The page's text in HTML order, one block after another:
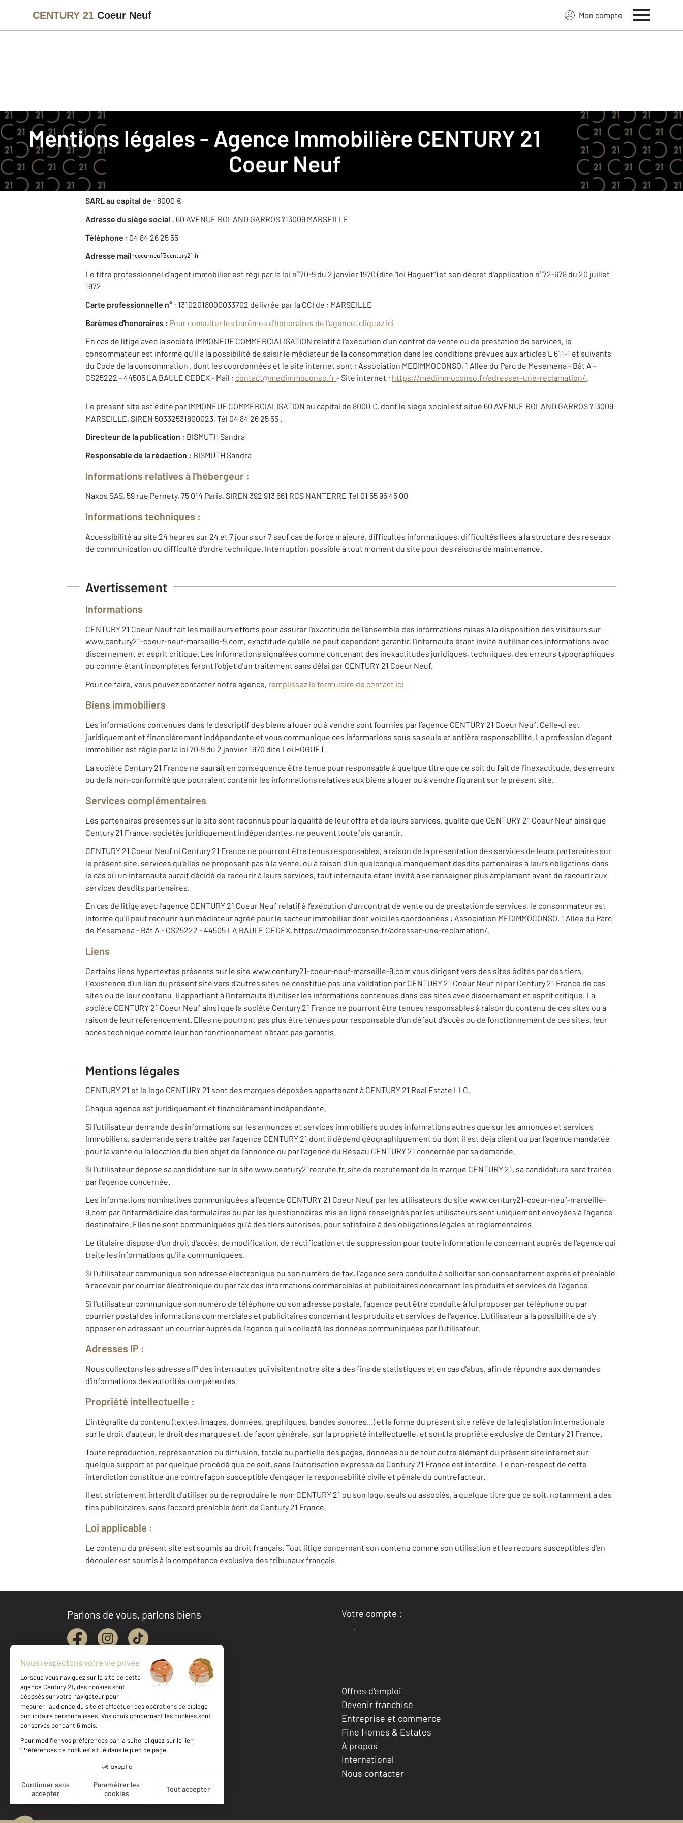
CENTURY 21 Coeur Neuf Mon compte
Mentions légales - Agence Immobilière CENTURY 21
Coeur Neuf
La société
Nom commercial: CENTURY 21 Coeur Neuf
Raison sociale
: IMMONEUF COMMERCIALISATION
RCS: MARSEILLE 503325318
SARL au capital de : 8000 €
Adresse du siège social : 60 AVENUE ROLAND GARROS ?13009 MARSEILLE
Téléphone : 04 84 26 25 55
Adresse mail:
Le titre professionnel d'agent immobilier est régi par la loi n°70-9 du 2 janvier 1970 (dite "loi Hoguet") et son décret d'application n°72-678 du 20 juillet
1972
Carte professionnelle n° : 13102018000033702 délivrée par la CCI de : MARSEILLE
Barèmes d'honoraires : Pour consulter les barèmes d'honoraires de l'agence, cliquez ici
En cas de litige avec la société IMMONEUF COMMERCIALISATION relatif à l'exécution d'un contrat de vente ou de prestation de services, le
consommateur est informé qu'il a la possibilité de saisir le médiateur de la consommation dans les conditions prévues aux articles L 611-1 et suivants
du Code de la consommation , dont les coordonnées et le site internet sont : Association MEDIMMOCONSO, 1 Allée du Parc de Mesemena - Bât A -
CS25222 - 44505 LA BAULE CEDEX - Mail : contact@medimmoconso.fr- Site internet : https://medimmoconso.fr/adresser-une-reclamation/
Le présent site est édité par IMMONEUF COMMERCIALISATION au capital de 8000 €, dont le siège social est situé 60 AVENUE ROLAND GARROS ?13009
MARSEILLE, SIREN 50332531800023, Tél 04 84 26 25 55 .
Directeur de la publication : BISMUTH Sandra
Responsable de la rédaction : BISMUTH Sandra
Informations relatives à l'hébergeur :
Naxos SAS, 59 rue Pernety, 75 014 Paris, SIREN 392 913 661 RCS NANTERRE Tel 01 55 95 45 00
Informations techniques :
Accessibilité au site 24 heures sur 24 et 7 jours sur 7 sauf cas de force majeure, difficultés informatiques, difficultés liées à la structure des réseaux
de communication ou difficulté d'ordre technique. Interruption possible à tout moment du site pour des raisons de maintenance.
Avertissement
Informations
CENTURY 21 Coeur Neuf fait les meilleurs efforts pour assurer l'exactitude de l'ensemble des informations mises à la disposition des visiteurs sur
www.century21-coeur-neuf-marseille-9.com, exactitude qu'elle ne peut cependant garantir, l'internaute étant invité à utiliser ces informations avec
discernement et esprit critique. Les informations signalées comme contenant des inexactitudes juridiques, techniques, des erreurs typographiques
ou comme étant incomplètes feront l'objet d'un traitement sans délai par CENTURY 21 Coeur Neuf.
Pour ce faire, vous pouvez contacter notre agence, remplissez le formulaire de contact ici
Biens immobiliers
Les informations contenues dans le descriptif des biens à louer ou à vendre sont fournies par l’agence CENTURY 21 Coeur Neuf. Celle‐ci est
juridiquement et financièrement indépendante et vous communique ces informations sous sa seule et entière responsabilité. La profession d'agent
immobilier est régie par la loi 70‐9 du 2 janvier 1970 dite Loi HOGUET.
La société Century 21 France ne saurait en conséquence être tenue pour responsable à quelque titre que ce soit du fait de l'inexactitude, des erreurs
ou de la non-conformité que pourraient contenir les informations relatives aux biens à louer ou à vendre figurant sur le présent site.
Services complémentaires
Les partenaires présentés sur le site sont reconnus pour la qualité de leur offre et de leurs services, qualité que CENTURY 21 Coeur Neuf ainsi que
Century 21 France, sociétés juridiquement indépendantes, ne peuvent toutefois garantir.
CENTURY 21 Coeur Neuf ni Century 21 France ne pourront être tenus responsables, à raison de la présentation des services de leurs partenaires sur
le présent site, services qu'elles ne proposent pas à la vente, ou à raison d'un quelconque manquement desdits partenaires à leurs obligations dans
le cas où un internaute aurait décidé de recourir à leurs services, tout internaute étant invité à se renseigner plus amplement avant de recourir aux
services desdits partenaires.
En cas de litige avec l’agence CENTURY 21 Coeur Neuf relatif à l’exécution d’un contrat de vente ou de prestation de services, le consommateur est
informé qu’il peut recourir à un médiateur agréé pour le secteur immobilier dont voici les coordonnées : Association MEDIMMOCONSO, 1 Allée du Parc
de Mesemena - Bât A - CS25222 - 44505 LA BAULE CEDEX, https://medimmoconso.fr/adresser-une-reclamation/.
Liens
Certains liens hypertextes présents sur le site www.century21-coeur-neuf-marseille-9.com vous dirigent vers des sites édités par des tiers.
L'existence d'un lien du présent site vers d'autres sites ne constitue pas une validation par CENTURY 21 Coeur Neuf ni par Century 21 France de ces
sites ou de leur contenu. Il appartient à l'internaute d'utiliser les informations contenues dans ces sites avec discernement et esprit critique. La
société CENTURY 21 Coeur Neuf ainsi que la société Century 21 France ne pourront être tenues responsables à raison du contenu de ces sites ou à
raison de leur référencement. Elles ne pourront pas plus être tenues pour responsable d'un défaut d'accès ou de fonctionnement de ces sites, leur
accès technique comme leur bon fonctionnement n'étant pas garantis.
Mentions légales
CENTURY 21 et le logo CENTURY 21 sont des marques déposées appartenant à CENTURY 21 Real Estate LLC.
Chaque agence est juridiquement et financièrement indépendante.
Si l'utilisateur demande des informations sur les annonces et services immobiliers ou des informations autres que sur les annonces et services
immobiliers, sa demande sera traitée par l'agence CENTURY 21 dont il dépend géographiquement ou dont il est déjà client ou par l'agence mandatée
pour la vente ou la location du bien objet de l'annonce ou par l'agence du Réseau CENTURY 21 concernée par sa demande.
Si l'utilisateur dépose sa candidature sur le site www.century21recrute.fr, site de recrutement de la marque CENTURY 21, sa candidature sera traitée
par l'agence concernée.
Les informations nominatives communiquées à l’agence CENTURY 21 Coeur Neuf par les utilisateurs du site www.century21-coeur-neuf-marseille-
9.com par l'intermédiaire des formulaires ou par les questionnaires mis en ligne renseignés par les utilisateurs sont uniquement envoyées à l’agence
destinataire. Elles ne sont communiquées qu'à des tiers autorisés, pour satisfaire à des obligations légales et règlementaires.
Le titulaire dispose d'un droit d'accès, de modification, de rectification et de suppression pour toute information le concernant auprès de l'agence qui
traite les informations qu'il a communiquées.
Si l'utilisateur communique son adresse électronique ou son numéro de fax, l'agence sera conduite à solliciter son consentement exprès et préalable
à recevoir par courrier électronique ou par fax des informations commerciales et publicitaires concernant les produits et services de l'agence.
Si l'utilisateur communique son numéro de téléphone ou son adresse postale, l'agence peut être conduite à lui proposer par téléphone ou par
courrier postal des informations commerciales et publicitaires concernant les produits et services de l'agence. L'utilisateur a la possibilité de s'y
opposer en adressant un courrier auprès de l'agence qui a collecté les données communiquées par l'utilisateur.
Adresses IP :
Nous collectons les adresses IP des internautes qui visitent notre site à des fins de statistiques et en cas d'abus, afin de répondre aux demandes
d'informations des autorités compétentes.
Propriété intellectuelle :
L'intégralité du contenu (textes, images, données, graphiques, bandes sonores...) et la forme du présent site relève de la législation internationale
sur le droit d'auteur, le droit des marques et, de façon générale, sur la propriété intellectuelle, et sont la propriété exclusive de Century 21 France.
Toute reproduction, représentation ou diffusion, totale ou partielle des pages, données ou de tout autre élément du présent site internet sur
quelque support et par quelque procédé que ce soit, sans l'autorisation expresse de Century 21 France est interdite. Le non-respect de cette
interdiction constitue une contrefaçon susceptible d'engager la responsabilité civile et pénale du contrefacteur.
Il est strictement interdit d'utiliser ou de reproduire le nom CENTURY 21 ou son logo, seuls ou associés, à quelque titre que ce soit, notamment à des
fins publicitaires, sans l'accord préalable écrit de Century 21 France.
Loi applicable :
Le contenu du présent site est soumis au droit français. Tout litige concernant son contenu comme son utilisation et les recours susceptibles d'en
découler est soumis à la compétence exclusive des tribunaux français.
Parlons de vous, parlons biens
Votre compte :
Votre agence est notée
Achat
/ 10
Location
Offres d'emploi
Devenir franchisé
Entreprise et commerce
Fine Homes & Estates
À propos
International
Nous contacter